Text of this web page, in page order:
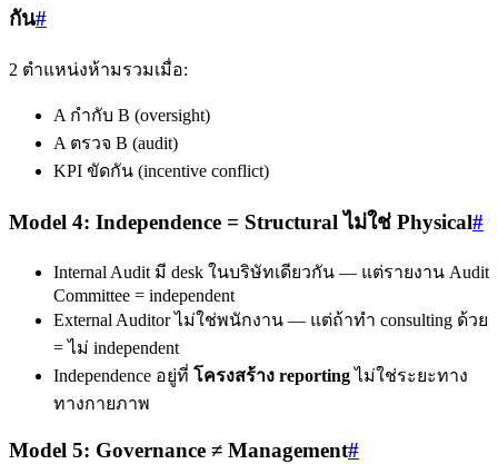
กัน#
2 ตำแหน่งห้ามรวมเมื่อ:
A กำกับ B (oversight)
A ตรวจ B (audit)
KPI ขัดกัน (incentive conflict)
Model 4: Independence = Structural ไม่ใช่ Physical#
Internal Audit มี desk ในบริษัทเดียวกัน — แต่รายงาน Audit
Committee = independent
External Auditor ไม่ใช่พนักงาน — แต่ถ้าทำ consulting ด้วย
= ไม่ independent
Independence อยู่ที่ โครงสร้าง reportingไม่ใช่ระยะทาง
ทางกายภาพ
Model 5: Governance ≠ Management#